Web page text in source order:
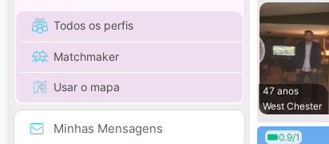
Todos os perfis
Matchmaker
Usar o mapa
Minhas Mensagens
47 anos
West Chester
0.9/1